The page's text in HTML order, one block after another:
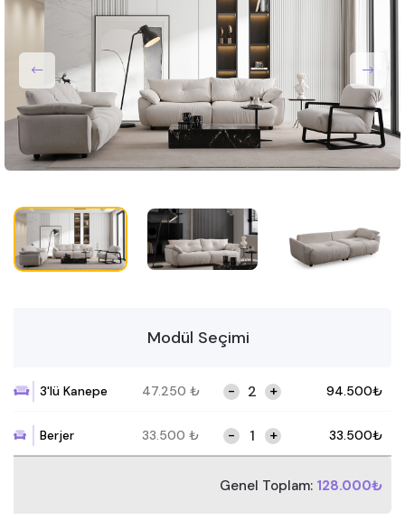
Modül Seçimi
3'lü Kanepe 47.250 ₺ - + 94.500₺
Berjer 33.500 ₺ - + 33.500₺
Genel Toplam: 128.000₺